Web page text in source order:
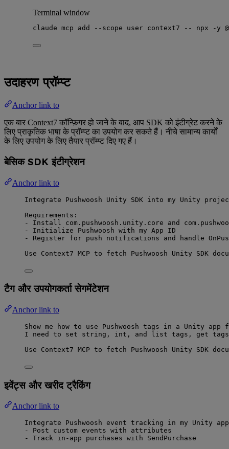
Terminal window
claude mcp add --scope user context7 -- npx -y
उदाहरण प्रॉम्प्ट
Anchor link to
एक बार Context7 कॉन्फ़िगर हो जाने के बाद, आप SDK को इंटीग्रेट करने के
लिए प्राकृतिक भाषा के प्रॉम्प्ट का उपयोग कर सकते हैं। नीचे सामान्य कार्यों
के लिए उपयोग के लिए तैयार प्रॉम्प्ट दिए गए हैं।
बेसिक SDK इंटीग्रेशन
Anchor link to
Integrate Pushwoosh Unity SDK into my Unity
Requirements:
- Install com.pushwoosh.unity.core and
- Initialize Pushwoosh with my App ID
- Register for push notifications and handle
Use Context7 MCP to fetch Pushwoosh Unity SDK
टैग और उपयोगकर्ता सेगमेंटेशन
Anchor link to
Show me how to use Pushwoosh tags in a Unity
I need to set string, int, and list tags, get
Use Context7 MCP to fetch Pushwoosh Unity SDK
इवेंट्स और खरीद ट्रैकिंग
Anchor link to
Integrate Pushwoosh event tracking in my Unity
- Post custom events with attributes
- Track in-app purchases with SendPurchase